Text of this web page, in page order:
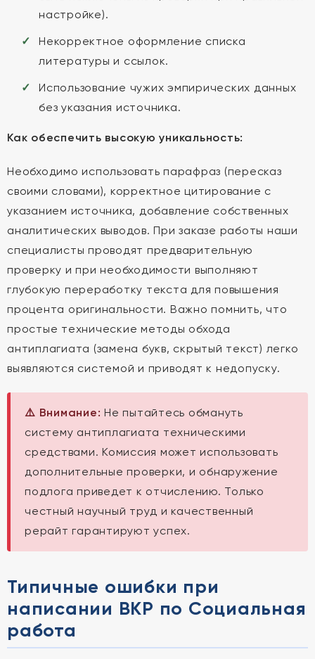
настройке).
Некорректное оформление списка
литературы и ссылок.
Использование чужих эмпирических данных
без указания источника.
Как обеспечить высокую уникальность:
Необходимо использовать парафраз (пересказ
своими словами), корректное цитирование с
указанием источника, добавление собственных
аналитических выводов. При заказе работы наши
специалисты проводят предварительную
проверку и при необходимости выполняют
глубокую переработку текста для повышения
процента оригинальности. Важно помнить, что
простые технические методы обхода
антиплагиата (замена букв, скрытый текст) легко
выявляются системой и приводят к недопуску.
⚠️ Внимание: Не пытайтесь обмануть
систему антиплагиата техническими
средствами. Комиссия может использовать
дополнительные проверки, и обнаружение
подлога приведет к отчислению. Только
честный научный труд и качественный
рерайт гарантируют успех.
Типичные ошибки при
написании ВКР по Социальная
работа